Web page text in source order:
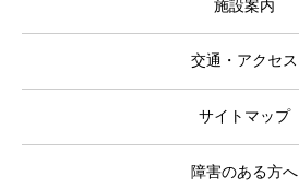
施設案内
交通・アクセス
サイトマップ
障害のある方へ